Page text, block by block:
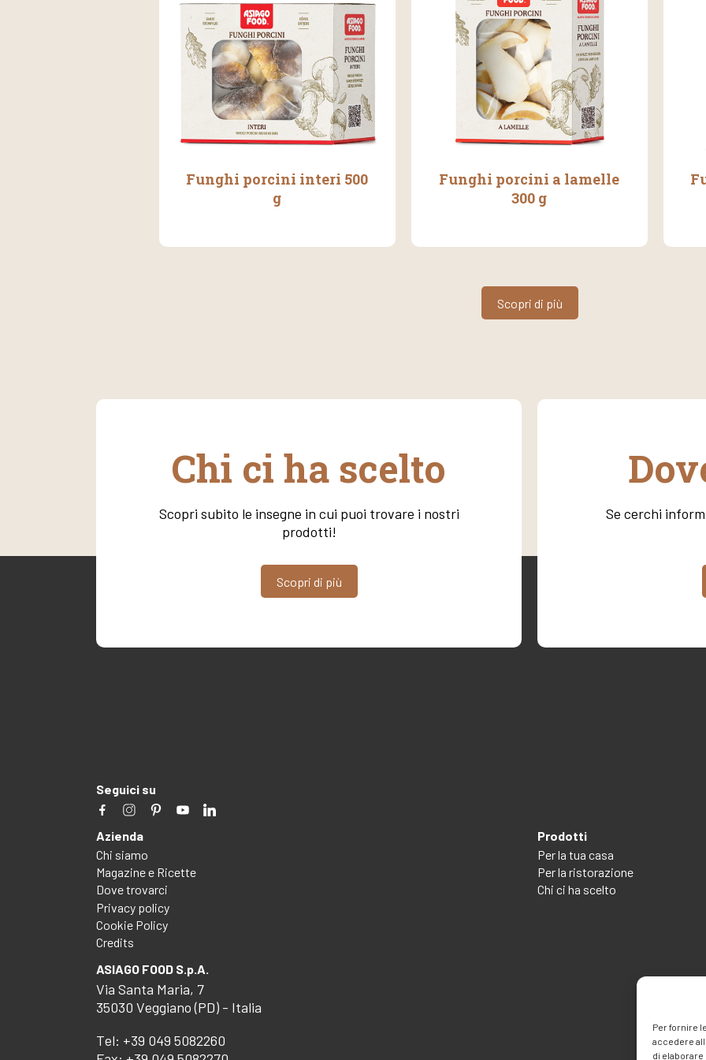
Per fornire
accedere
di
Funghi porcini interi 500
g
Funghi porcini a lamelle
300 g
Scopri di più
Chi ci ha scelto
Scopri subito le insegne in cui puoi trovare i nostri
prodotti!
Scopri di più
Se cerchi
Seguici su
Azienda
Chi siamo
Magazine e Ricette
Dove trovarci
Privacy policy
Cookie Policy
Credits
Prodotti
Per la tua casa
Per la ristorazione
Chi ci ha scelto
ASIAGO FOOD S.p.A.
Via Santa Maria, 7
35030 Veggiano (PD) - Italia
Tel: +39 049 5082260